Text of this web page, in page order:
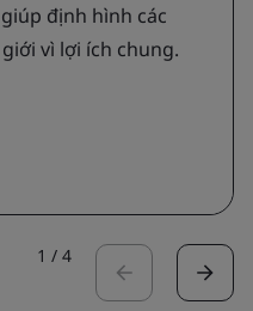
định hình các
vì lợi ích chung.
1 / 4